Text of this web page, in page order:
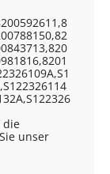
die
unser